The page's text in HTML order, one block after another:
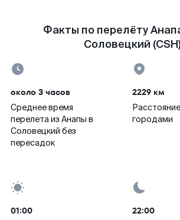
Факты по перелёту
Соловецкий
около 3 часов
Среднее время
перелета из Анапы в
Соловецкий без
пересадок
2229 км
городами
01:00 22:00